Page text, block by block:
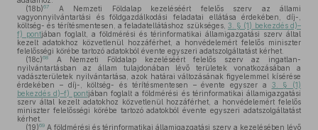
(18b)67
A Nemzeti Földalap kezeléséért felelős szerv az állami
vagyonnyilvántartási és földgazdálkodási feladatai ellátása érdekében, díj-,
költség- és térítésmentesen, a feladatellátáshoz szükséges, 3. § (1) bekezdés d)–
f) pontjában foglalt, a földmérési és térinformatikai államigazgatási szerv által
kezelt adatokhoz közvetlenül hozzáférhet, a honvédelemért felelős miniszter
felelősségi körébe tartozó adatokból évente egyszeri adatszolgáltatást kérhet.
(18c)68
A Nemzeti Földalap kezeléséért felelős szerv az ingatlan-
nyilvántartásban az állam tulajdonában lévő területek vonatkozásában a
vadászterületek nyilvántartása, azok határai változásának figyelemmel kísérése
érdekében – díj-, költség- és térítésmentesen – évente egyszer a 3. § (1)
bekezdés d)–f) pontjában foglalt a földmérési és térinformatikai államigazgatási
szerv által kezelt adatokhoz közvetlenül hozzáférhet, a honvédelemért felelős
miniszter felelősségi körébe tartozó adatokból évente egyszeri adatszolgáltatást
kérhet.
(19)69 A földmérési és térinformatikai államigazgatási szerv a kezelésében lévő